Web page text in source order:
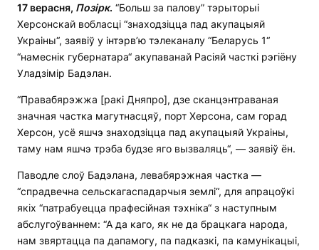
17 верасня, Позірк. “Больш за палову” тэрыторыі
Херсонскай вобласці “знаходзіцца пад акупацыяй
Украіны“, заявіў у інтэрв’ю тэлеканалу “Беларусь 1“
“намеснік губернатара“ акупаванай Расіяй часткі рэгіёну
Уладзімір Бадэлан.
“Правабярэжжа [ракі Дняпро], дзе сканцэнтраваная
значная частка магутнасцяў, порт Херсона, сам горад
Херсон, усё яшчэ знаходзіцца пад акупацыяй Украіны,
таму нам яшчэ трэба будзе яго вызваляць“, — заявіў ён.
Паводле слоў Бадэлана, левабярэжная частка —
“спрадвечна сельскагаспадарчыя землі“, для апрацоўкі
якіх “патрабуецца прафесійная тэхніка“ з наступным
абслугоўваннем: “А да каго, як не да брацкага народа,
нам звяртацца па дапамогу, па падказкі, па камунікацыі,